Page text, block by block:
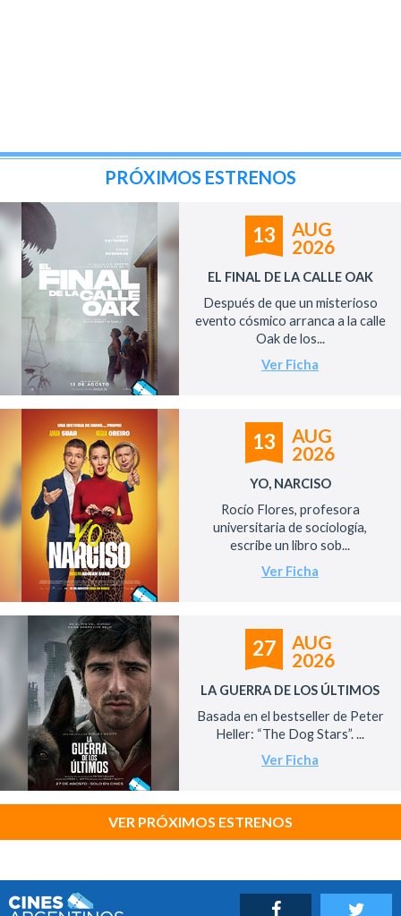
PRÓXIMOS ESTRENOS
13
AUG
2026
EL FINAL DE LA CALLE OAK
Después de que un misterioso
evento cósmico arranca a la calle
Oak de los...
Ver Ficha
13
AUG
2026
YO, NARCISO
Rocío Flores, profesora
universitaria de sociología,
escribe un libro sob...
Ver Ficha
27
AUG
2026
LA GUERRA DE LOS ÚLTIMOS
Basada en el bestseller de Peter
Heller: “The Dog Stars”. ...
Ver Ficha
VER PRÓXIMOS ESTRENOS